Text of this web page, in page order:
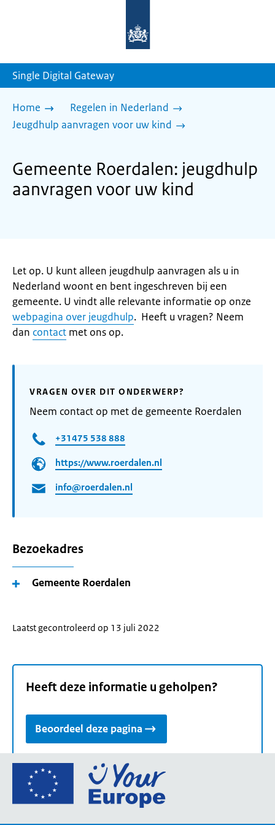
homepage
Single Digital Gateway
Home
Regelen in Nederland
Jeugdhulp aanvragen voor uw kind
Gemeente Roerdalen: jeugdhulp
aanvragen voor uw kind
Let op. U kunt alleen jeugdhulp aanvragen als u in
Nederland woont en bent ingeschreven bij een
gemeente. U vindt alle relevante informatie op onze
webpagina over jeugdhulp. Heeft u vragen? Neem
dan contact met ons op.
VRAGEN OVER DIT ONDERWERP?
Neem contact op met de gemeente Roerdalen
+31475 538 888
https://www.roerdalen.nl
info@roerdalen.nl
Bezoekadres
Gemeente Roerdalen
Laatst gecontroleerd op 13 juli 2022
Heeft deze informatie u geholpen?
Beoordeel deze pagina
Ga
de